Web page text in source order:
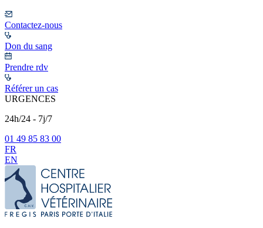
Contactez-nous
Don du sang
Prendre rdv
Référer un cas
URGENCES
24h/24 - 7j/7
01 49 85 83 00
FR
EN